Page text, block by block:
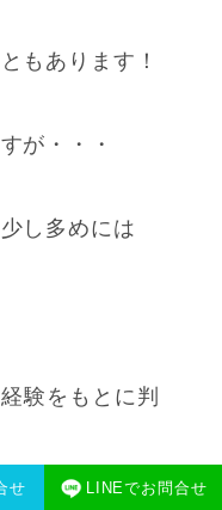
もあります！
が・・・
し多めには
験をもとに判
せ LINEでお問合せ